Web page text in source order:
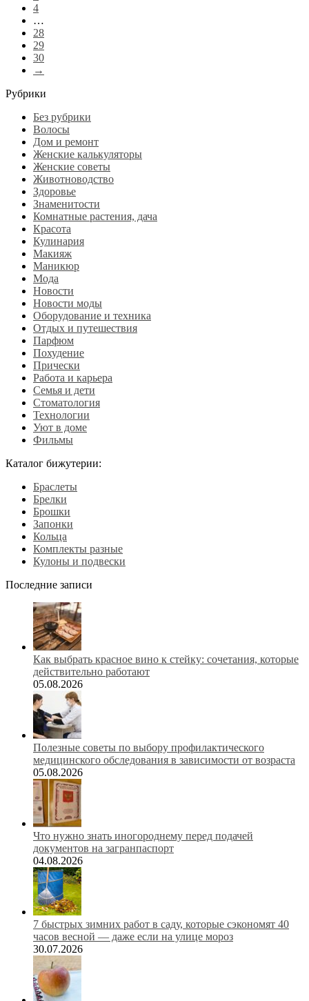
4
…
28
29
30
→
Рубрики
Без рубрики
Волосы
Дом и ремонт
Женские калькуляторы
Женские советы
Животноводство
Здоровье
Знаменитости
Комнатные растения, дача
Красота
Кулинария
Макияж
Маникюр
Мода
Новости
Новости моды
Оборудование и техника
Отдых и путешествия
Парфюм
Похудение
Прически
Работа и карьера
Семья и дети
Стоматология
Технологии
Уют в доме
Фильмы
Каталог бижутерии:
Браслеты
Брелки
Брошки
Запонки
Кольца
Комплекты разные
Кулоны и подвески
Последние записи
Как выбрать красное вино к стейку: сочетания, которые
действительно работают
05.08.2026
Полезные советы по выбору профилактического
медицинского обследования в зависимости от возраста
05.08.2026
Что нужно знать иногороднему перед подачей
документов на загранпаспорт
04.08.2026
7 быстрых зимних работ в саду, которые сэкономят 40
часов весной — даже если на улице мороз
30.07.2026